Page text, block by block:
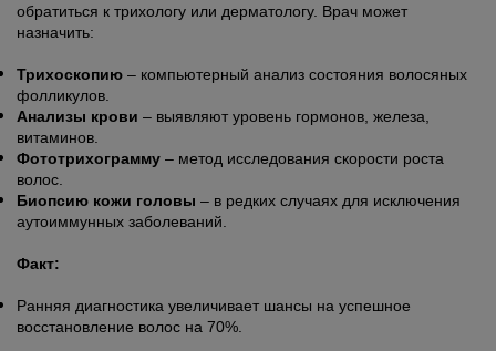
обратиться к трихологу или дерматологу. Врач может
назначить:
Трихоскопию – компьютерный анализ состояния волосяных
фолликулов.
Анализы крови – выявляют уровень гормонов, железа,
витаминов.
Фототрихограмму – метод исследования скорости роста
волос.
Биопсию кожи головы – в редких случаях для исключения
аутоиммунных заболеваний.
Факт:
Ранняя диагностика увеличивает шансы на успешное
восстановление волос на 70%.